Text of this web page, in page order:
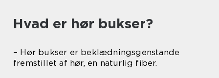
Hvad er hør bukser?
– Hør bukser er beklædningsgenstande
fremstillet af hør, en naturlig fiber.